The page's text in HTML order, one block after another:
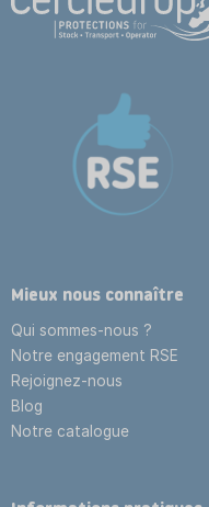
Mieux nous connaître
Qui sommes-nous ?
Notre engagement RSE
Rejoignez-nous
Blog
Notre catalogue